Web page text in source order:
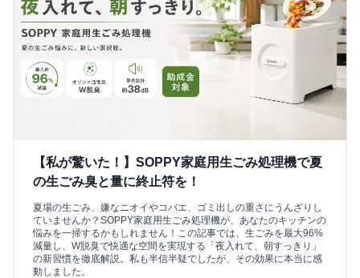
【私が驚いた！】SOPPY家庭用生ごみ処理機で夏
の生ごみ臭と量に終止符を！
夏場の生ごみ、嫌なニオイやコバエ、ゴミ出しの重さにうんざりし
ていませんか？SOPPY家庭用生ごみ処理機が、あなたのキッチンの
悩みを一掃するかもしれません！この記事では、生ごみを最大96%
減量し、W脱臭で快適な空間を実現する「夜入れて、朝すっきり」
の新習慣を徹底解説。私も半信半疑でしたが、その効果に本当に感
動しました。